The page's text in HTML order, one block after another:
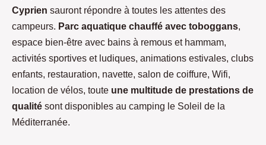
Cyprien sauront répondre à toutes les attentes des
campeurs. Parc aquatique chauffé avec toboggans,
espace bien-être avec bains à remous et hammam,
activités sportives et ludiques, animations estivales, clubs
enfants, restauration, navette, salon de coiffure, Wifi,
location de vélos, toute une multitude de prestations de
qualité sont disponibles au camping le Soleil de la
Méditerranée.